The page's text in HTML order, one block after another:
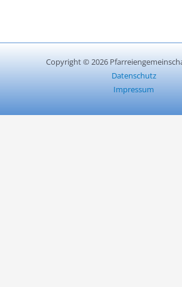
Copyright © 2026
Datenschutz
Impressum